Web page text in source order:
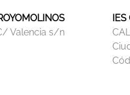
Valencia s/n
IES